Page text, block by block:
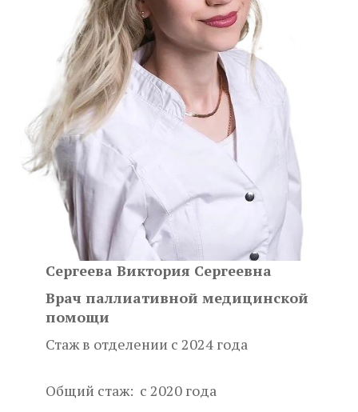
Сергеева Виктория Сергеевна
Врач паллиативной медицинской
помощи
Стаж в отделении с 2024 года
Общий стаж: с 2020 года